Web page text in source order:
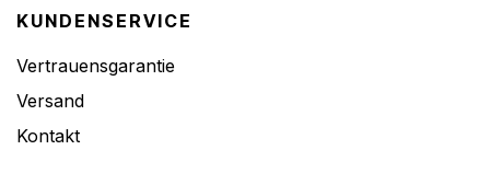
KUNDENSERVICE
Vertrauensgarantie
Versand
Kontakt